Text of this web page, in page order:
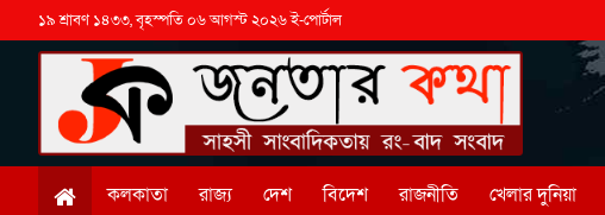
১৯ শ্রাবণ ১৪৩৩, বৃহস্পতি ০৬ আগস্ট ২০২৬ ই-পোর্টাল
কলকাতা রাজ্য দেশ বিদেশ রাজনীতি খেলার দুনিয়া